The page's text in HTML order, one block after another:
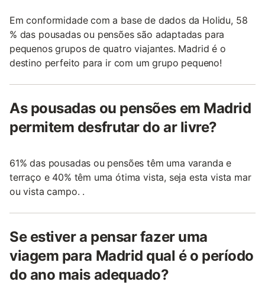
Em conformidade com a base de dados da Holidu, 58
% das pousadas ou pensões são adaptadas para
pequenos grupos de quatro viajantes. Madrid é o
destino perfeito para ir com um grupo pequeno!
As pousadas ou pensões em Madrid
permitem desfrutar do ar livre?
61% das pousadas ou pensões têm uma varanda e
terraço e 40% têm uma ótima vista, seja esta vista mar
ou vista campo. .
Se estiver a pensar fazer uma
viagem para Madrid qual é o período
do ano mais adequado?